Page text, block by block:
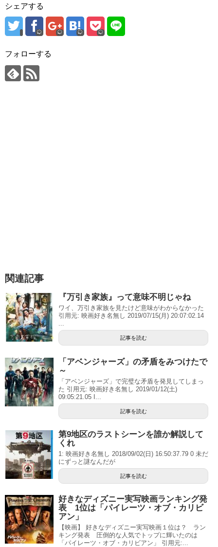
シェアする
フォローする
関連記事
『万引き家族』って意味不明じゃね
ワイ、万引き家族を見たけど意味がわからなかった
引用元: 映画好き名無し 2019/07/15(月) 20:07:02.14
記事を読む
「アベンジャーズ」の矛盾をみつけたで
～
「アベンジャーズ」で完璧な矛盾を発見してしまっ
た 引用元: 映画好き名無し 2019/01/12(土)
09:05:21.05 I...
記事を読む
第9地区のラストシーンを誰か解説して
くれ
1: 映画好き名無し 2018/09/02(日) 16:50:37.79 0 未だ
にずっと謎なんだが
記事を読む
好きなディズニー実写映画ランキング発
表 1位は「パイレーツ・オブ・カリビ
アン」
【映画】 好きなディズニー実写映画１位は？ ラン
キング発表 圧倒的な人気でトップに輝いたのは
「パイレーツ・オブ・カリビアン」 引用元:...